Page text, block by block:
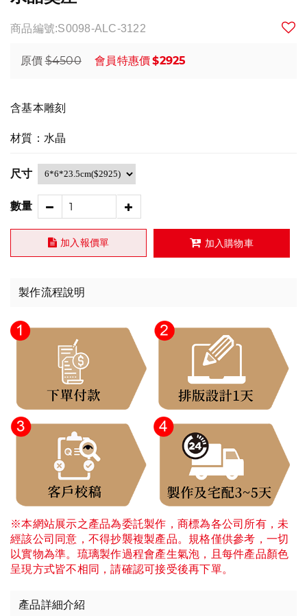
商品編號:S0098-ALC-3122
原價 $4500 會員特惠價$2925
含基本雕刻
材質：水晶
尺寸
數量
加入報價單 加入購物車
製作流程說明
※本網站展示之產品為委託製作，商標為各公司所有，未
經該公司同意，不得抄襲複製產品。規格僅供參考，一切
以實物為準。琉璃製作過程會產生氣泡，且每件產品顏色
呈現方式皆不相同，請確認可接受後再下單。
產品詳細介紹